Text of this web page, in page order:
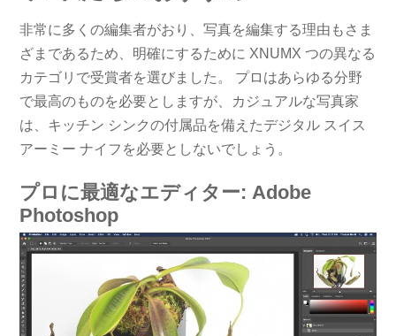
非常に多くの編集者がおり、写真を編集する理由もさま
ざまであるため、明確にするために XNUMX つの異なる
カテゴリで受賞者を選びました。 プロはあらゆる分野
で最高のものを必要としますが、カジュアルな写真家
は、キッチン シンクの付属品を備えたデジタル スイス
アーミー ナイフを必要としないでしょう。
プロに最適なエディター: Adob​​e
Photoshop